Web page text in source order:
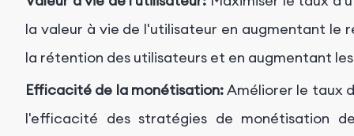
la valeur à vie de l'utilisateur en augmentant le
la rétention des utilisateurs et en augmentant
Efficacité de la monétisation:Améliorer le taux
l'efficacité des stratégies de monétisation